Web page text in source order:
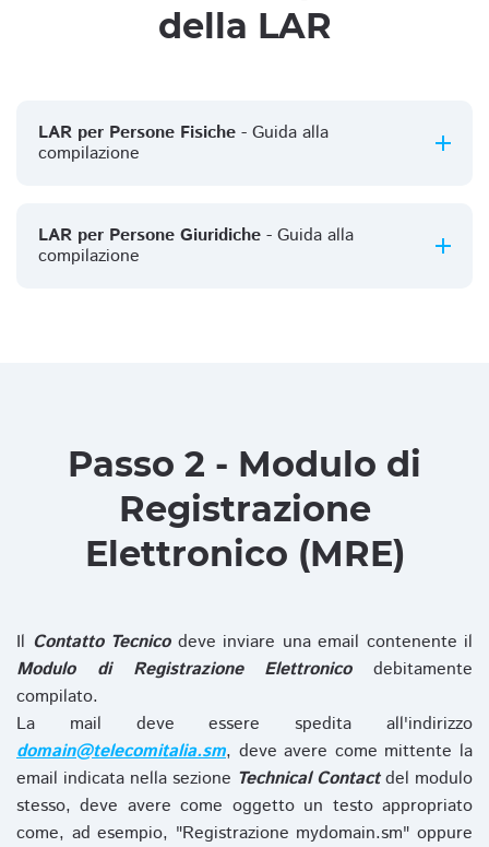
della LAR
LAR per Persone Fisiche - Guida alla
compilazione
LAR per Persone Giuridiche - Guida alla
compilazione
Passo 2 - Modulo di
Registrazione
Elettronico (MRE)
Il Contatto Tecnicodeve inviare una email contenente il
Modulo di Registrazione Elettronicodebitamente
compilato.
La mail deve essere spedita all'indirizzo
domain@telecomitalia.sm, deve avere come mittente la
email indicata nella sezione Technical Contactdel modulo
stesso, deve avere come oggetto un testo appropriato
come, ad esempio, "Registrazione mydomain.sm" oppure